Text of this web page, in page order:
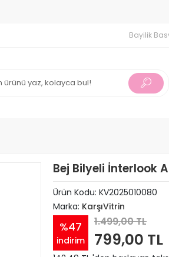
Üzeri Alışverişlerinizde Ücretsiz Kargo
Bayilik
Bej Bilyeli İnterlook
Ürün Kodu: KV2025010080
Marka: KarşıVitrin
%47
indirim
1.499,00 TL
799,00 TL